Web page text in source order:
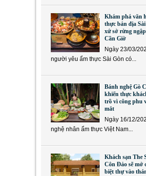
Khám phá văn
thực bản địa
xứ sở rừng
Cần Giờ
Ngày 23/03/
người yêu ẩm thực Sài Gòn có...
Bánh nghệ Gò
khiến thực
trồ vì công phu
mắt
Ngày 16/12/
nghệ nhân ẩm thực Việt Nam...
Khách sạn The
Côn Đảo sẽ mở
biệt thự vào